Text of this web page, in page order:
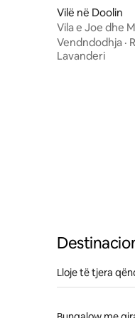
Vilë në Doolin
Vila e Joe dhe
Vendndodhja ·
Lavanderi
Lloje të tjera